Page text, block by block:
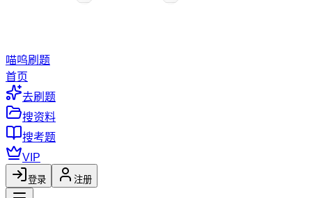
喵呜刷题
首页
去刷题
搜资料
搜考题
VIP
登录 注册